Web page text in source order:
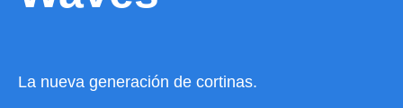
La nueva generación de cortinas.